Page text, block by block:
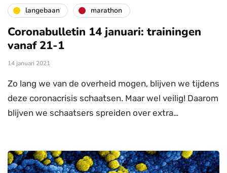
langebaan marathon
Coronabulletin 14 januari: trainingen
vanaf 21-1
14 januari 2021
Zo lang we van de overheid mogen, blijven we tijdens
deze coronacrisis schaatsen. Maar wel veilig! Daarom
blijven we schaatsers spreiden over extra…